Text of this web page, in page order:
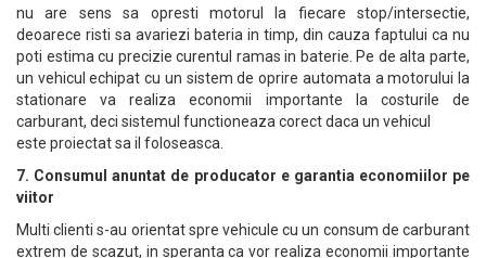
nu are sens sa opresti motorul la fiecare stop/intersectie,
deoarece risti sa avariezi bateria in timp, din cauza faptului ca nu
poti estima cu precizie curentul ramas in baterie. Pe de alta parte,
un vehicul echipat cu un sistem de oprire automata a motorului la
stationare va realiza economii importante la costurile de
carburant, deci sistemul functioneaza corect daca un vehicul
este proiectat sa il foloseasca.
7. Consumul anuntat de producator e garantia economiilor pe
viitor
Multi clienti s-au orientat spre vehicule cu un consum de carburant
extrem de scazut, in speranta ca vor realiza economii importante